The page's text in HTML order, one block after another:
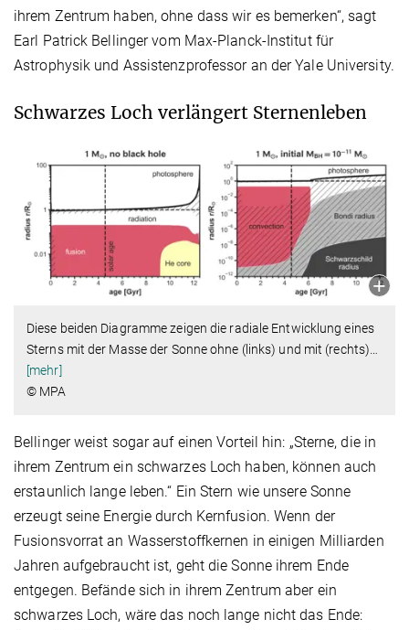
ihrem Zentrum haben, ohne dass wir es bemerken“, sagt
Earl Patrick Bellinger vom Max-Planck-Institut für
Astrophysik und Assistenzprofessor an der Yale University.
Schwarzes Loch verlängert Sternenleben
Diese beiden Diagramme zeigen die radiale Entwicklung eines
Sterns mit der Masse der Sonne ohne (links) und mit (rechts)…
[mehr]
© MPA
Bellinger weist sogar auf einen Vorteil hin: „Sterne, die in
ihrem Zentrum ein schwarzes Loch haben, können auch
erstaunlich lange leben.“ Ein Stern wie unsere Sonne
erzeugt seine Energie durch Kernfusion. Wenn der
Fusionsvorrat an Wasserstoffkernen in einigen Milliarden
Jahren aufgebraucht ist, geht die Sonne ihrem Ende
entgegen. Befände sich in ihrem Zentrum aber ein
schwarzes Loch, wäre das noch lange nicht das Ende: